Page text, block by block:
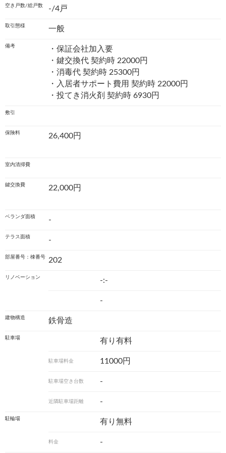
空き戸数/総戸数 -/4戸
取引態様 一般
備考
・保証会社加入要
・鍵交換代 契約時 22000円
・消毒代 契約時 25300円
・入居者サポート費用 契約時 22000円
・投てき消火剤 契約時 6930円
敷引
保険料 26,400円
室内清掃費
鍵交換費 22,000円
ベランダ面積 -
テラス面積 -
部屋番号：棟番号 202
リノベーション -:-
-
建物構造 鉄骨造
駐車場 有り有料
駐車場料金 11000円
駐車場空き台数 -
近隣駐車場距離 -
駐輪場 有り無料
料金 -